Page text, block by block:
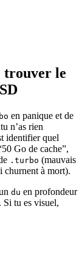
trouver le
en panique et de
n’as rien
identifier quel
Go de cache”,
.turbo (mauvais
churnent à mort).
du en profondeur
Si tu es visuel,